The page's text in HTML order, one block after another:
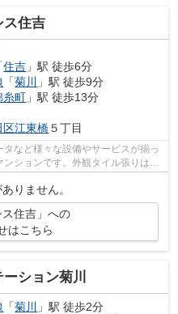
ス住吉
住吉 」駅 徒歩6分
「菊川 」駅 徒歩9分
糸町 」駅 徒歩13分
区江東橋５丁目
など様々な設備やサービスが揃っ
ションです。外観タイル張りは、
りません。
ス住吉」への
はこちら
ション菊川
「菊川
」駅 徒歩2分